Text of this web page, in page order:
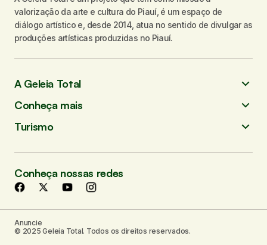
valorização da arte e cultura do Piauí, é um espaço de
diálogo artístico e, desde 2014, atua no sentido de divulgar as
produções artísticas produzidas no Piauí.
A Geleia Total
Conheça mais
Turismo
Conheça nossas redes
Anuncie
© 2025 Geleia Total. Todos os direitos reservados.